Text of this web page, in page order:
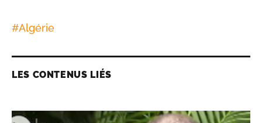
#Algérie
LES CONTENUS LIÉS